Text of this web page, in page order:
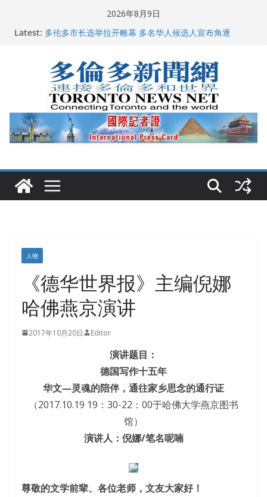
2026年8月9日
Latest: 龚晓华参加多伦多骄傲大游行 与市民分享竞选理念
特朗普称加拿大“不友善”并批评其领导层 卡尼：谈判事
关加拿大就业
2026加拿大青少年儿童绘画比赛颁奖典礼多伦多举行
人物
《德华世界报》主编倪娜
哈佛燕京演讲
2017年10月20日 Editor
演讲题目：
德国写作十五年
华文—灵魂的陪伴，通往家乡思念的通行证
（2017.10.19 19：30-22：00于哈佛大学燕京图书
馆）
演讲人：倪娜/笔名呢喃
尊敬的文学前辈、各位老师，文友大家好！